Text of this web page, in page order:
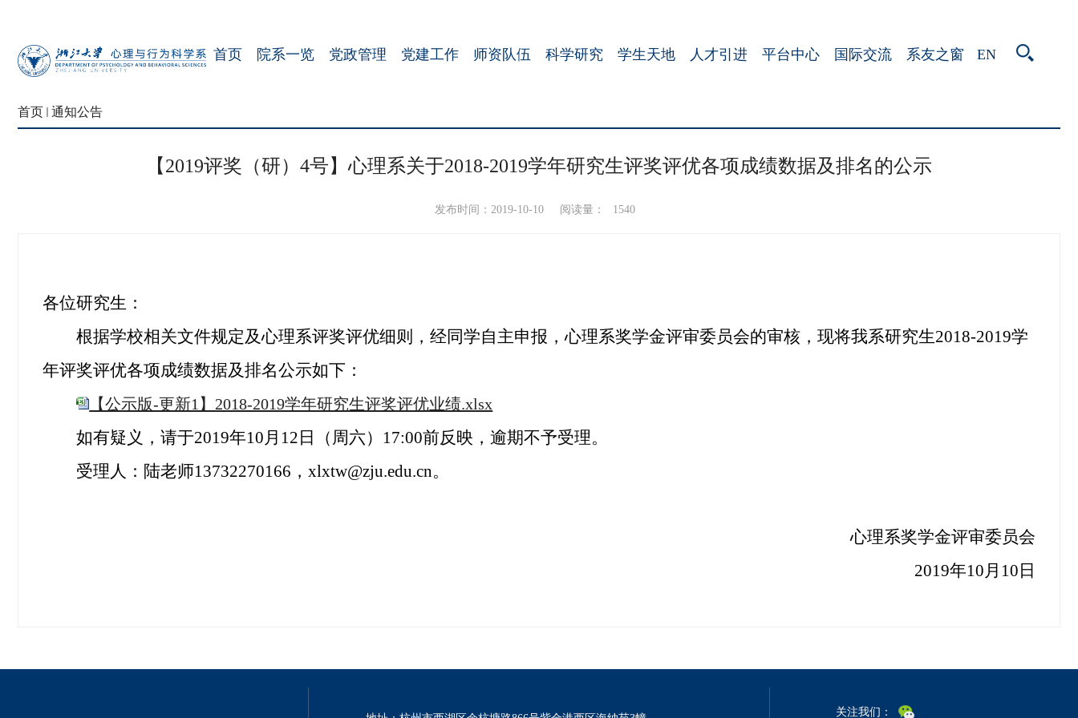
首页 院系一览 党政管理 党建工作 师资队伍 科学研究 学生天地 人才引进 平台中心 国际交流 系友之窗 EN
首页 通知公告
【2019评奖（研）4号】心理系关于2018-2019学年研究生评奖评优各项成绩数据及排名的公示
发布时间：2019-10-10 阅读量： 1540
各位研究生：
根据学校相关文件规定及心理系评奖评优细则，经同学自主申报，心理系奖学金评审委员会的审核，现将我系研究生2018-2019学
年评奖评优各项成绩数据及排名公示如下：
【公示版-更新1】2018-2019学年研究生评奖评优业绩.xlsx
如有疑义，请于2019年10月 12 日（周六） 17:00前反映，逾期不予受理。
受理人：陆老师13732270166 ，xlxtw@zju.edu.cn。
心理系奖学金评审委员会
2019年10月 10 日
关注我们：